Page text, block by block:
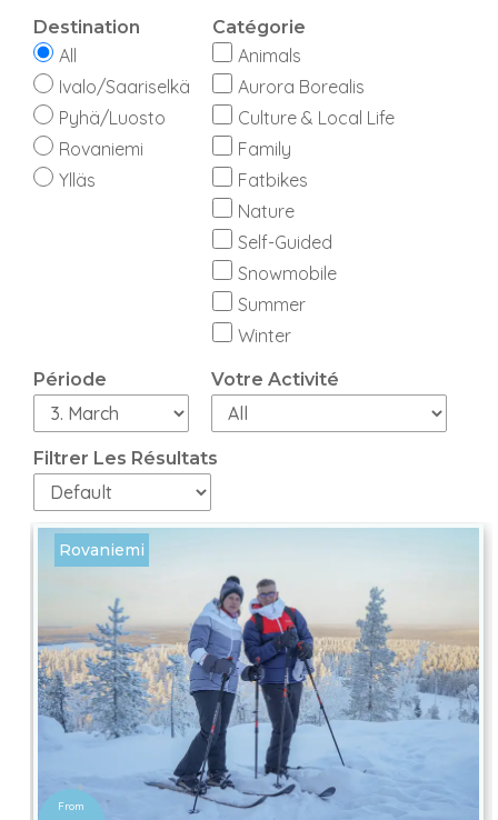
Destination
All
Ivalo/Saariselkä
Pyhä/Luosto
Rovaniemi
Ylläs
Catégorie
Animals
Aurora Borealis
Culture & Local Life
Family
Fatbikes
Nature
Self-Guided
Snowmobile
Summer
Winter
Période Votre Activité
Filtrer Les Résultats
Rovaniemi